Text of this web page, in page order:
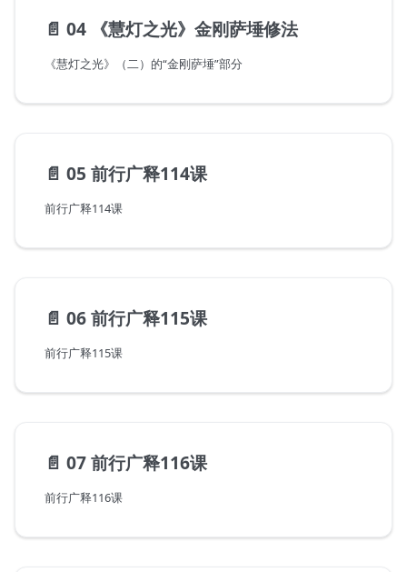
📄️ 04 《慧灯之光》金刚萨埵修法
《慧灯之光》（二）的“金刚萨埵”部分
📄️ 05 前行广释114课
前行广释114课
📄️ 06 前行广释115课
前行广释115课
📄️ 07 前行广释116课
前行广释116课